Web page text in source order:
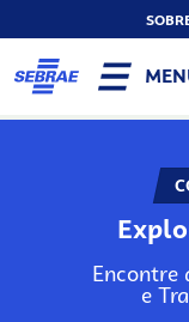
Encontre
e